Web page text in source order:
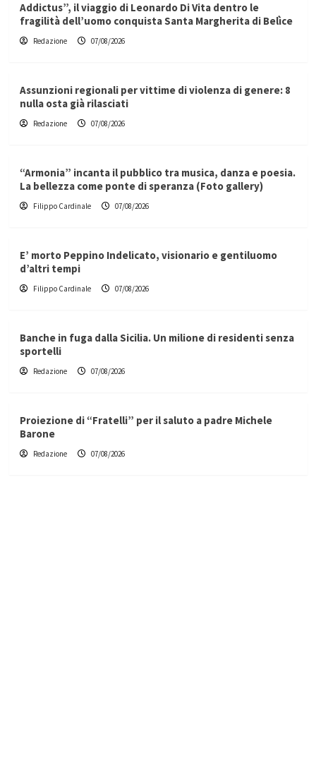
Addictus”, il viaggio di Leonardo Di Vita dentro le
fragilità dell’uomo conquista Santa Margherita di Belìce
Redazione 07/08/2026
Assunzioni regionali per vittime di violenza di genere: 8
nulla osta già rilasciati
Redazione 07/08/2026
“Armonia” incanta il pubblico tra musica, danza e poesia.
La bellezza come ponte di speranza (Foto gallery)
Filippo Cardinale 07/08/2026
E’ morto Peppino Indelicato, visionario e gentiluomo
d’altri tempi
Filippo Cardinale 07/08/2026
Banche in fuga dalla Sicilia. Un milione di residenti senza
sportelli
Redazione 07/08/2026
Proiezione di “Fratelli” per il saluto a padre Michele
Barone
Redazione 07/08/2026